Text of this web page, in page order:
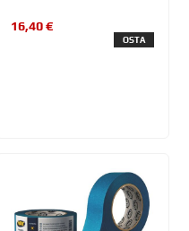
16,40 €
OSTA